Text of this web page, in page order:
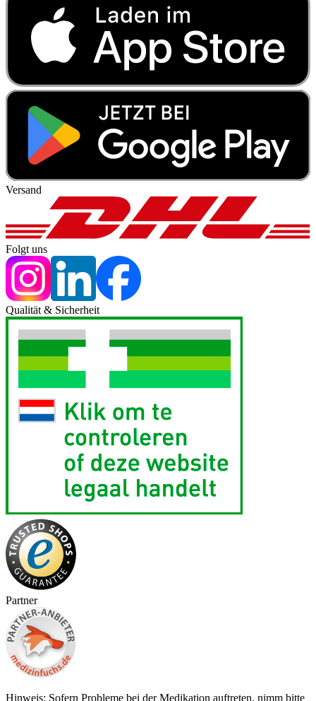
Versand
Folgt uns
Qualität & Sicherheit
Partner
Hinweis: Sofern Probleme bei der Medikation auftreten, nimm bitte